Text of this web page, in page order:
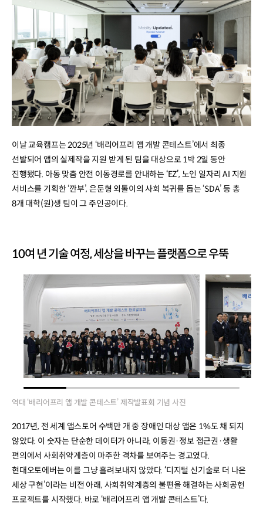
이날 교육캠프는 2025년 ‘배리어프리 앱 개발 콘테스트’에서 최종
선발되어 앱의 실제작을 지원 받게 된 팀을 대상으로 1박 2일 동안
진행됐다. 아동 맞춤 안전 이동경로를 안내하는 ‘EZ’, 노인 일자리 AI 지원
서비스를 기획한 ‘깐부’, 은둔형 외톨이의 사회 복귀를 돕는 ‘SDA’ 등 총
8개 대학(원)생 팀이 그 주인공이다.
10여 년 기술 여정, 세상을 바꾸는 플랫폼으로 우뚝
역대 ‘배리어프리 앱 개발 콘테스트’ 제작발표회 기념 사진
2017년, 전 세계 앱스토어 수백만 개 중 장애인 대상 앱은 1%도 채 되지
않았다. 이 숫자는 단순한 데이터가 아니라, 이동권·정보 접근권·생활
편의에서 사회취약계층이 마주한 격차를 보여주는 경고였다.
현대오토에버는 이를 그냥 흘려보내지 않았다. ‘디지털 신기술로 더 나은
세상 구현’이라는 비전 아래, 사회취약계층의 불편을 해결하는 사회공헌
프로젝트를 시작했다. 바로 ‘배리어프리 앱 개발 콘테스트’다.